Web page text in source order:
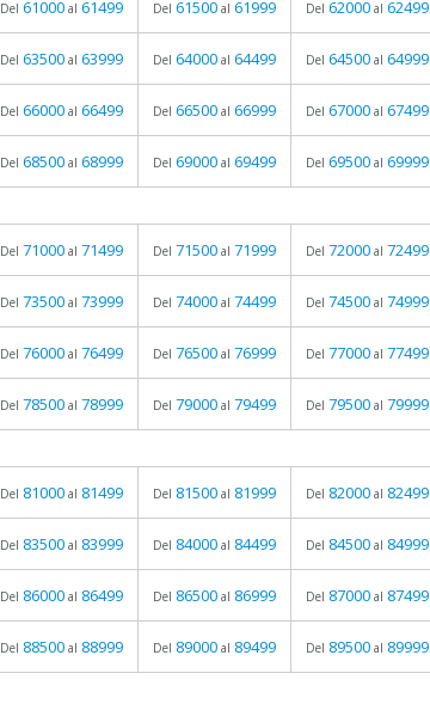
Del 61000 al 61499 Del 61500 al 61999 Del 62000 al 62499
Del 63500 al 63999 Del 64000 al 64499 Del 64500 al 64999
Del 66000 al 66499 Del 66500 al 66999 Del 67000 al 67499
Del 68500 al 68999 Del 69000 al 69499 Del 69500 al 69999
Del 71000 al 71499 Del 71500 al 71999 Del 72000 al 72499
Del 73500 al 73999 Del 74000 al 74499 Del 74500 al 74999
Del 76000 al 76499 Del 76500 al 76999 Del 77000 al 77499
Del 78500 al 78999 Del 79000 al 79499 Del 79500 al 79999
Del 81000 al 81499 Del 81500 al 81999 Del 82000 al 82499
Del 83500 al 83999 Del 84000 al 84499 Del 84500 al 84999
Del 86000 al 86499 Del 86500 al 86999 Del 87000 al 87499
Del 88500 al 88999 Del 89000 al 89499 Del 89500 al 89999